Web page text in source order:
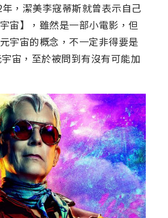
，潔美李寇蒂斯就曾表示自己
宙】，雖然是一部小電影，但
宇宙的概念，不一定非得要是
宙，至於被問到有沒有可能加